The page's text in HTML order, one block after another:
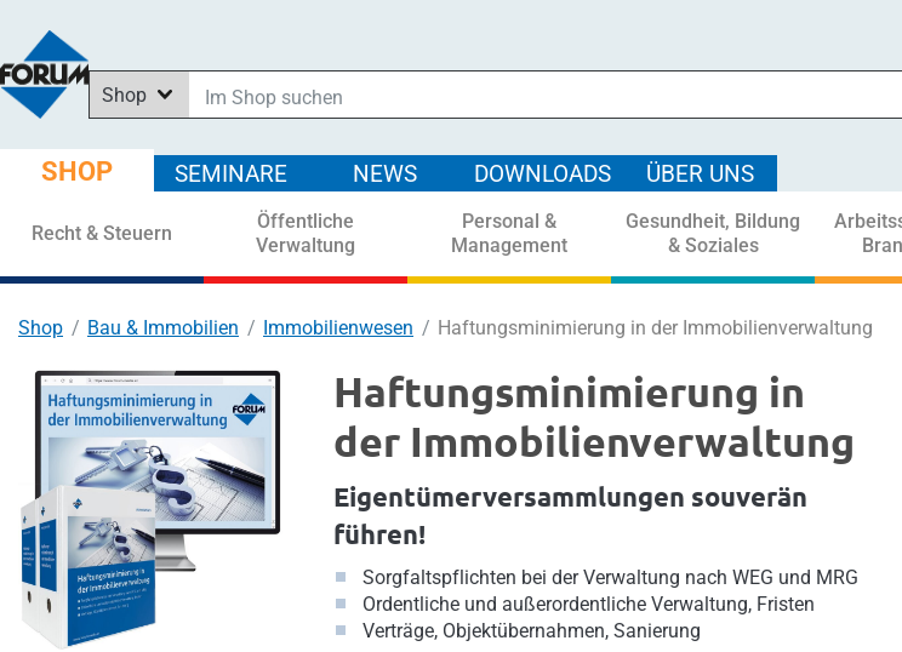
Shop
In News suchen
In Downloads suchen
In Seminaren suchen
SHOP SEMINARE NEWS DOWNLOADS ÜBER UNS
Recht & Steuern
Öffentliche
Verwaltung
Personal &
Management
Gesundheit, Bildung
& Soziales
Shop Bau & Immobilien Immobilienwesen Haftungsminimierung in der Immobilienverwaltung
Haftungsminimierung in
der Immobilienverwaltung
Eigentümerversammlungen souverän
führen!
Sorgfaltspflichten bei der Verwaltung nach WEG und MRG
Ordentliche und außerordentliche Verwaltung, Fristen
Verträge, Objektübernahmen, Sanierung